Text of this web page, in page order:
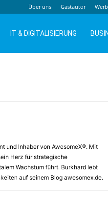
Über uns Gastautor
IT & DIGITALISIERUNG
und Inhaber von AwesomeX®. Mit
Herz für strategische
Wachstum führt. Burkhard lebt
auf seinem Blog awesomex.de.